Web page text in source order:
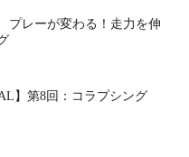
プレーが変わる！走力を伸
】第8回：コラプシング